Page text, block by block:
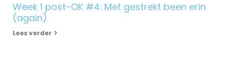
Week 1 post-OK #4: Met gestrekt been erin
(again)
Lees verder